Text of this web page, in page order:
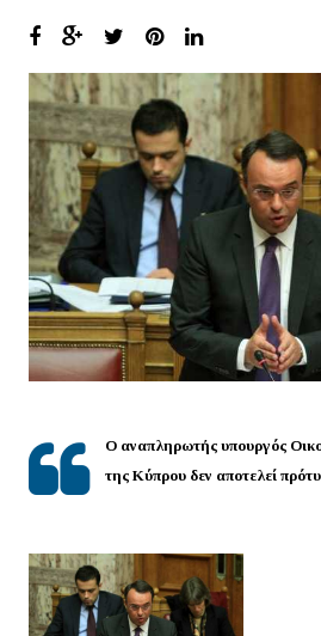
Ο αναπληρωτής υπουργός
της Κύπρου δεν αποτελεί